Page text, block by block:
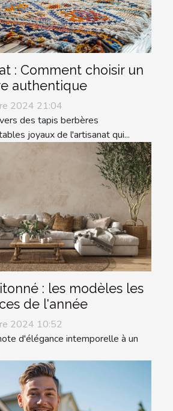
: Comment choisir un
authentique
2024 21:04
des tapis berbères
joyaux de l'artisanat qui...
: les modèles les
de l'année
2024 10:52
d'élégance intemporelle à un